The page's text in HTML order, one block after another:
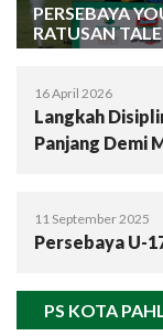
PERSEBAYA
RATUSAN
16 April 2026
Langkah
Panjang Demi
11 September 2025
Persebaya U-
PS KOTA